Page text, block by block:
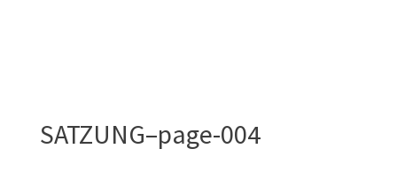
SATZUNG–page-004